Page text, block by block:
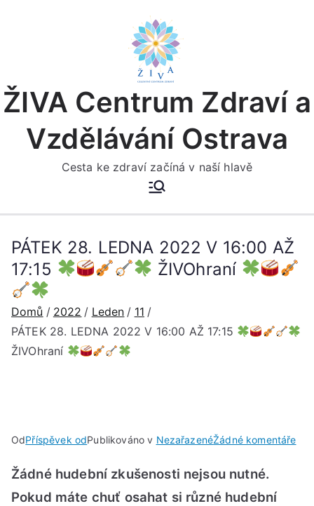
ŽIVA Centrum Zdraví a
Vzdělávání Ostrava
Cesta ke zdraví začíná v naší hlavě
PÁTEK 28. LEDNA 2022 V 16:00 AŽ
17:15
ŽIVOhraní
Domů 2022 Leden
11
PÁTEK 28. LEDNA 2022 V 16:00 AŽ 17:15
ŽIVOhraní
OdPříspěvek odPublikováno v NezařazenéŽádné komentářeu
Žádné hudební zkušenosti nejsou nutné.
Pokud máte chuť osahat si různé hudební